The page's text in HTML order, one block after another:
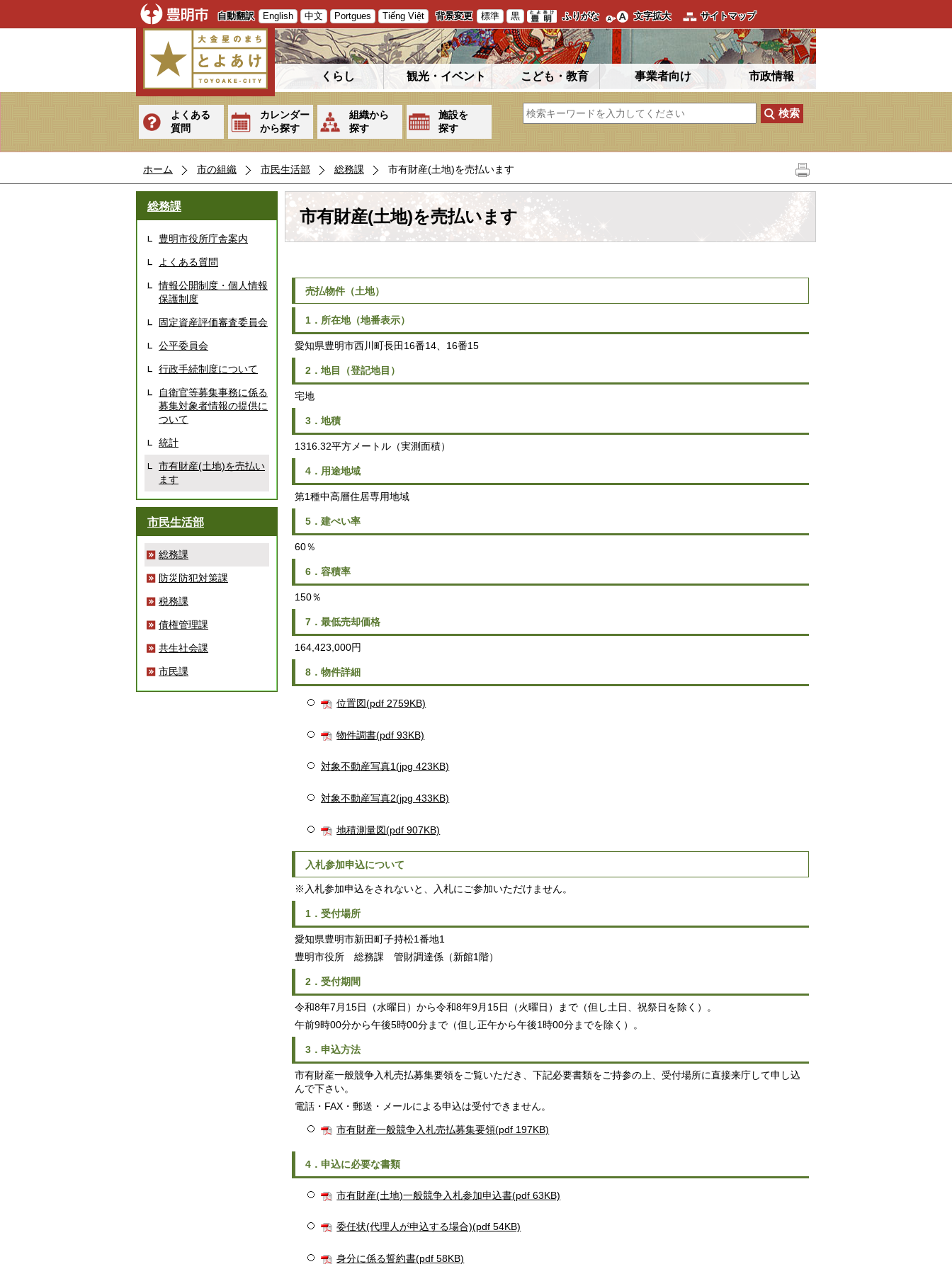
自動翻訳 English 中文 Portgues Tiếng Việt 背景変更 標準 黒 ふりがな 文字拡大 サイトマップ
くらし 観光・イベント こども・教育 事業者向け 市政情報
よくある
質問
カレンダー
から探す
組織から
探す
施設を
探す
ホーム 市の組織 市民生活部 総務課 市有財産(土地)を売払います
総務課
豊明市役所庁舎案内
よくある質問
情報公開制度・個人情報
保護制度
固定資産評価審査委員会
公平委員会
行政手続制度について
自衛官等募集事務に係る
募集対象者情報の提供に
ついて
統計
市有財産(土地)を売払い
ます
市民生活部
総務課
防災防犯対策課
税務課
債権管理課
共生社会課
市民課
市有財産(土地)を売払います
売払物件（土地）
1．所在地（地番表示）
愛知県豊明市西川町長田16番14、16番15
2．地目（登記地目）
宅地
3．地積
1316.32平方メートル（実測面積）
4．用途地域
第1種中高層住居専用地域
5．建ぺい率
60％
6．容積率
150％
7．最低売却価格
164,423,000円
8．物件詳細
位置図(pdf 2759KB)
物件調書(pdf 93KB)
対象不動産写真1(jpg 423KB)
対象不動産写真2(jpg 433KB)
地積測量図(pdf 907KB)
入札参加申込について
※入札参加申込をされないと、入札にご参加いただけません。
1．受付場所
愛知県豊明市新田町子持松1番地1
豊明市役所 総務課 管財調達係（新館1階）
2．受付期間
令和8年7月15日（水曜日）から令和8年9月15日（火曜日）まで（但し土日、祝祭日を除く）。
午前9時00分から午後5時00分まで（但し正午から午後1時00分までを除く）。
3．申込方法
市有財産一般競争入札売払募集要領をご覧いただき、下記必要書類をご持参の上、受付場所に直接来庁して申し込
んで下さい。
電話・FAX・郵送・メールによる申込は受付できません。
市有財産一般競争入札売払募集要領(pdf 197KB)
4．申込に必要な書類
市有財産(土地)一般競争入札参加申込書(pdf 63KB)
委任状(代理人が申込する場合)(pdf 54KB)
身分に係る誓約書(pdf 58KB)